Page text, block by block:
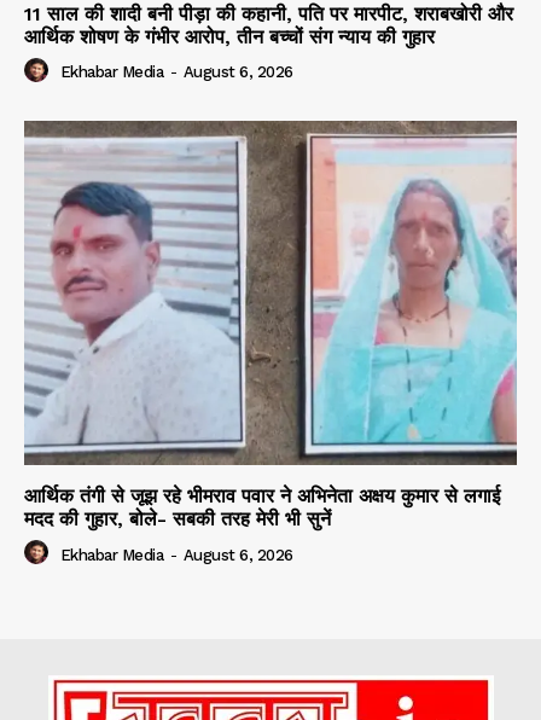
11 साल की शादी बनी पीड़ा की कहानी, पति पर मारपीट, शराबखोरी और
आर्थिक शोषण के गंभीर आरोप, तीन बच्चों संग न्याय की गुहार
Ekhabar Media - August 6, 2026
आर्थिक तंगी से जूझ रहे भीमराव पवार ने अभिनेता अक्षय कुमार से लगाई
मदद की गुहार, बोले- सबकी तरह मेरी भी सुनें
Ekhabar Media - August 6, 2026